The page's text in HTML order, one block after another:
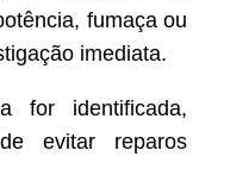
fumaça ou
imediata.
for identificada,
evitar reparos